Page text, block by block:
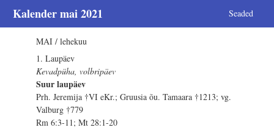
Kalender mai 2021 Seaded
MAI / lehekuu
1. Laupäev
Kevadpüha, volbripäev
Suur laupäev
Prh. Jeremija †VI eKr.; Gruusia õu. Tamaara †1213; vg.
Valburg †779
Rm 6:3-11; Mt 28:1-20